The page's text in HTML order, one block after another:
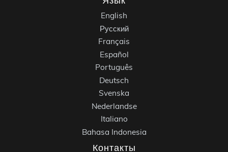
English
Русский
Français
Español
Português
Deutsch
Svenska
Nederlandse
Italiano
Bahasa Indonesia
Контакты